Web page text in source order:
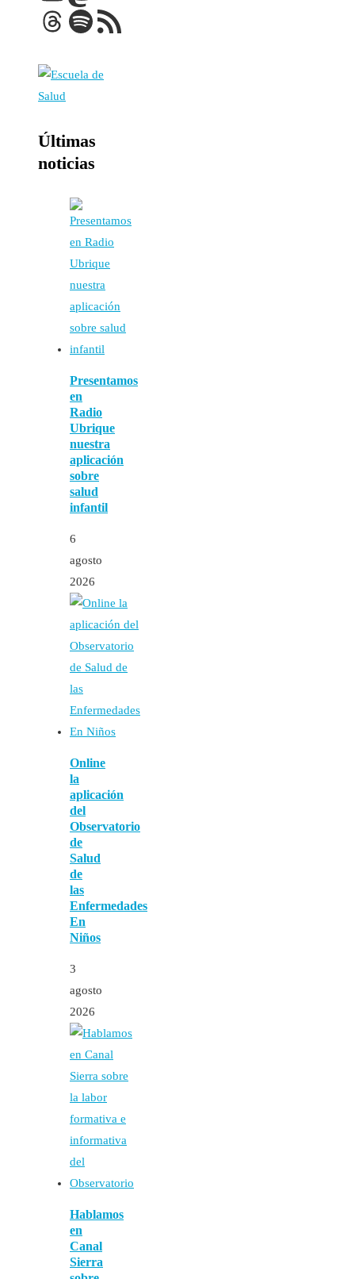
Threads
Spotify
Feed RSS
Últimas
noticias
Presentamos
en
Radio
Ubrique
nuestra
aplicación
sobre
salud
infantil
6
agosto
2026
Online
la
aplicación
del
Observatorio
de
Salud
de
las
Enfermedades
En
Niños
3
agosto
2026
Hablamos
en
Canal
Sierra